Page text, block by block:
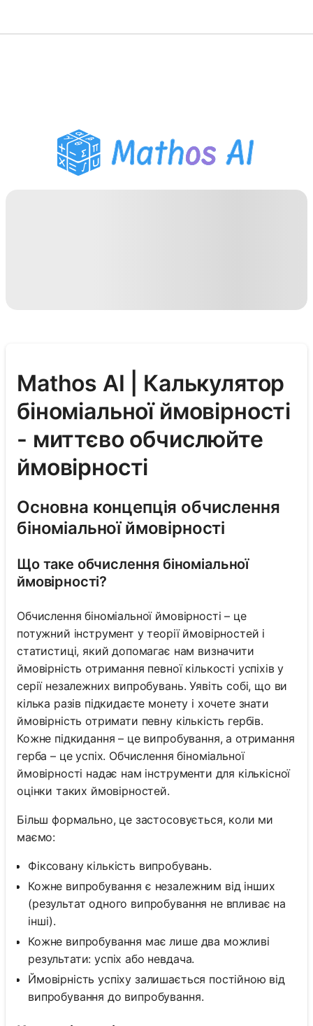
Помічник з домашнім
завданням PDF
Mathos AI | Калькулятор
біноміальної ймовірності
- миттєво обчислюйте
ймовірності
Основна концепція обчислення
біноміальної ймовірності
Що таке обчислення біноміальної
ймовірності?
Обчислення біноміальної ймовірності – це
потужний інструмент у теорії ймовірностей і
статистиці, який допомагає нам визначити
ймовірність отримання певної кількості успіхів у
серії незалежних випробувань. Уявіть собі, що ви
кілька разів підкидаєте монету і хочете знати
ймовірність отримати певну кількість гербів.
Кожне підкидання – це випробування, а отримання
герба – це успіх. Обчислення біноміальної
ймовірності надає нам інструменти для кількісної
оцінки таких ймовірностей.
Більш формально, це застосовується, коли ми
маємо:
Фіксовану кількість випробувань.
Кожне випробування є незалежним від інших
(результат одного випробування не впливає на
інші).
Кожне випробування має лише два можливі
результати: успіх або невдача.
Ймовірність успіху залишається постійною від
випробування до випробування.